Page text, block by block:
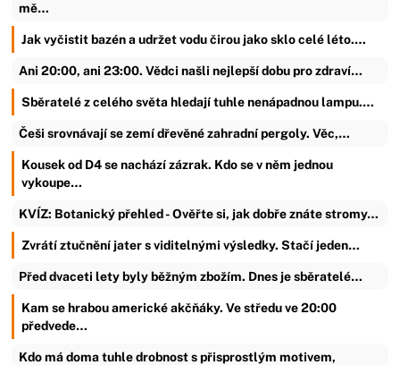
mě…
Jak vyčistit bazén a udržet vodu čirou jako sklo celé léto.…
Ani 20:00, ani 23:00. Vědci našli nejlepší dobu pro zdraví…
Sběratelé z celého světa hledají tuhle nenápadnou lampu.…
Češi srovnávají se zemí dřevěné zahradní pergoly. Věc,…
Kousek od D4 se nachází zázrak. Kdo se v něm jednou
vykoupe…
KVÍZ: Botanický přehled - Ověřte si, jak dobře znáte stromy…
Zvrátí ztučnění jater s viditelnými výsledky. Stačí jeden…
Před dvaceti lety byly běžným zbožím. Dnes je sběratelé…
Kam se hrabou americké akčňáky. Ve středu ve 20:00
předvede…
Kdo má doma tuhle drobnost s přisprostlým motivem,